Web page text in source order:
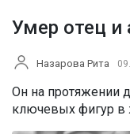
Умер отец и
Назарова Рита
Он на протяжении
ключевых фигур в